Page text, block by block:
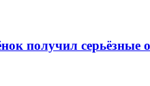
получил серьёзные